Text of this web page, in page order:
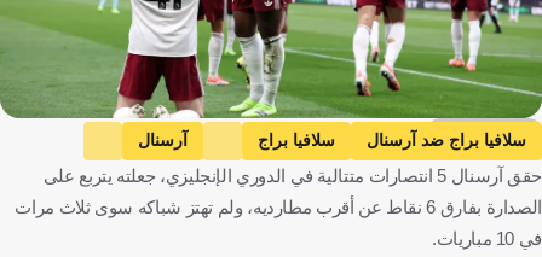
Getty Images
سلافيا براج ضد آرسنال سلافيا براج
آرسنال
دوري أبطال أوروبا
سندرلاند ضد آرسنال
سندرلاند
الدوري الإنجليزي الممتاز
إنجلترا كرة قدم
حقق آرسنال 5 انتصارات متتالية في الدوري الإنجليزي، جعلته يتربع على
الصدارة بفارق 6 نقاط عن أقرب مطارديه، ولم تهتز شباكه سوى ثلاث مرات
في 10 مباريات.